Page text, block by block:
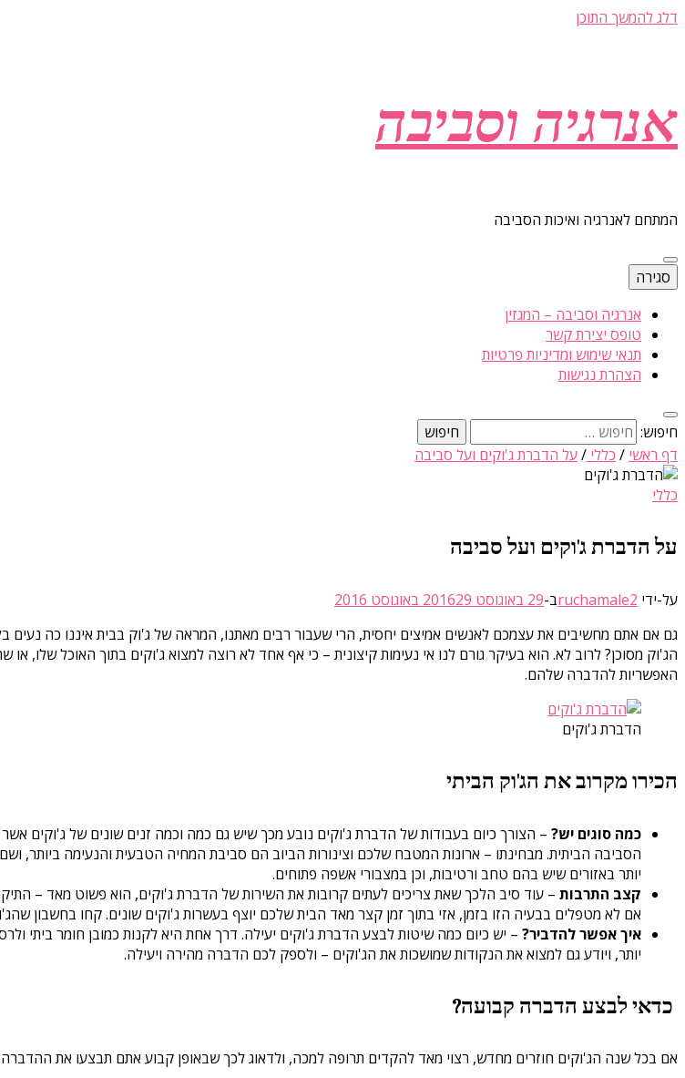
דלג להמשך התוכן
אנרגיה וסביבה
המתחם לאנרגיה ואיכות הסביבה
סגירה
אנרגיה וסביבה – המגזין
טופס יצירת קשר
תנאי שימוש ומדיניות פרטיות
הצהרת נגישות
חיפוש:
דף ראשי / כללי /על הדברת ג'וקים ועל סביבה
כללי
על הדברת ג'וקים ועל סביבה
על-ידי ruchamale2ב-29 באוגוסט 2016
29 באוגוסט 2016
גם אם אתם מחשיבים את עצמכם לאנשים אמיצים יחסית, הרי שעבור רבים מאתנו, המראה של ג'וק בבית איננו כה נעים
הג'וק מסוכן? לרוב לא. הוא בעיקר גורם לנו אי נעימות קיצונית – כי אף אחד לא רוצה למצוא ג'וקים בתוך האוכל
האפשריות להדברה שלהם.
הדברת ג'וקים
הכירו מקרוב את הג'וק הביתי
כמה סוגים יש? – הצורך כיום בעבודות של הדברת ג'וקים נובע מכך שיש גם כמה וכמה זנים שונים של ג'וקים
הסביבה הביתית. מבחינתו – ארונות המטבח שלכם וצינורות הביוב הם סביבת המחיה הטבעית והנעימה ביותר,
יותר באזורים שיש בהם טחב ורטיבות, וכן במצבורי אשפה פתוחים.
קצב התרבות
אם לא מטפלים בבעיה הזו בזמן, אזי בתוך זמן קצר מאד הבית שלכם יוצף בעשרות ג'וקים שונים. קחו בחשבון
איך אפשר להדביר? – יש כיום כמה שיטות לבצע הדברת ג'וקים יעילה. דרך אחת היא לקנות כמובן חומר ביתי
יותר, ויודע גם למצוא את הנקודות שמושכות את הג'וקים – ולספק לכם הדברה מהירה ויעילה.
כדאי לבצע הדברה קבועה?
אם בכל שנה הג'וקים חוזרים מחדש, רצוי מאד להקדים תרופה למכה, ולדאוג לכך שבאופן קבוע אתם תבצעו את ההדברה